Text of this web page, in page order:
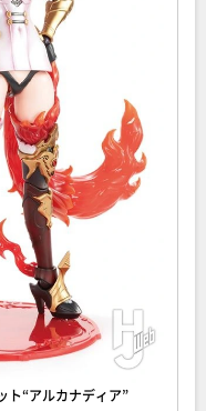
ト“アルカナディア”